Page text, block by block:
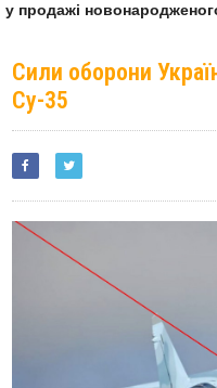
новонародженого
Сили оборони
Су-35